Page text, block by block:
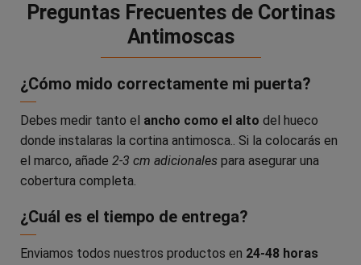
Preguntas Frecuentes de Cortinas
Antimoscas
¿Cómo mido correctamente mi puerta?
Debes medir tanto el ancho como el alto del hueco
donde instalaras la cortina antimosca.. Si la colocarás en
el marco, añade 2-3 cm adicionales para asegurar una
cobertura completa.
¿Cuál es el tiempo de entrega?
Enviamos todos nuestros productos en 24-48 horas